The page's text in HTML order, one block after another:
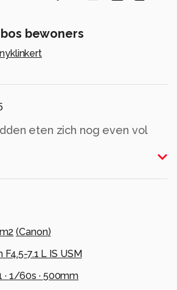
bewoners
eten zich nog even vol
(Canon)
7.1 L IS USM
· 1/60s · 500mm